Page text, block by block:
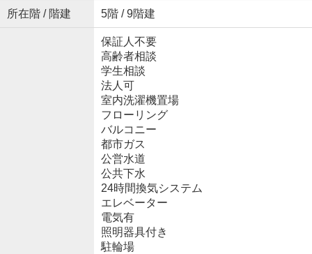
所在階 / 階建 5階 / 9階建
保証人不要
高齢者相談
学生相談
法人可
室内洗濯機置場
フローリング
バルコニー
都市ガス
公営水道
公共下水
24時間換気システム
エレベーター
電気有
照明器具付き
駐輪場